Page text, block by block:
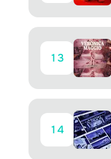
13
14